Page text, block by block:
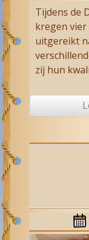
Tijdens de
kregen
uitgereikt
zij hun